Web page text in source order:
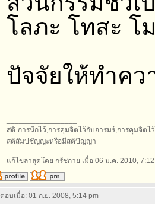
โลภะ โทสะ โ
ปัจจัยให้ทำคว
สติ-การนึกไว้,การคุมจิตไว้กับอารมร์,การคุมจิต
สติสัมปชัญญะหรือมีสติปัญญา
แก้ไขล่าสุดโดย กรัชกาย เมื่อ 06 ม.ค. 2010,
ตอบเมื่อ: 01 ก.ย. 2008, 5:14 pm